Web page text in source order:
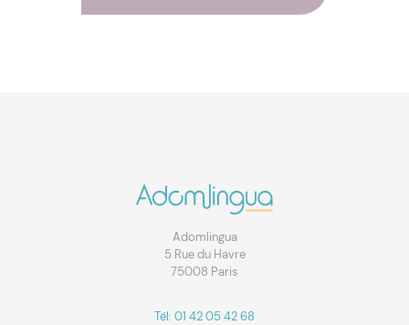
Adomlingua
5 Rue du Havre
75008 Paris
Tél: 01 42 05 42 68